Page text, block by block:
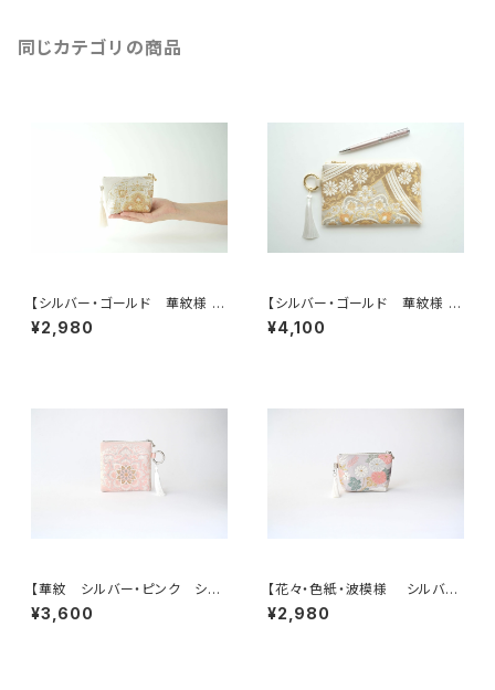
同じカテゴリの商品
【シルバー・ゴールド 華紋様 シ
ルク帯 ポーチ】カードケース、
ポーチ小さめ、ジュエリーポー
¥2,980
【シルバー・ゴールド 華紋様 シ
ルク帯 バッグチャーム型ポー
チ】パスポート・お薬手帳ポー
¥4,100
【華紋 シルバー・ピンク シル
ク帯リメイク バッグチャーム型
スクエアポーチ】メイクポーチ
¥3,600
【花々・色紙・波模様 シルバ
ー・薄紫 シルク帯リメイク ミニ
ポーチ】カードケース、ポーチ小
¥2,980